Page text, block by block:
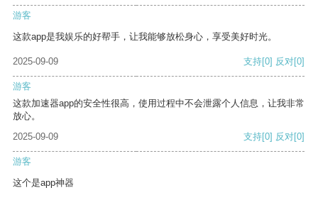
游客
这款app是我娱乐的好帮手，让我能够放松身心，享受美好时光。
2025-09-09 支持[0] 反对[0]
游客
这款加速器app的安全性很高，使用过程中不会泄露个人信息，让我非常
放心。
2025-09-09
支持[0] 反对[0]
游客
这个是app神器